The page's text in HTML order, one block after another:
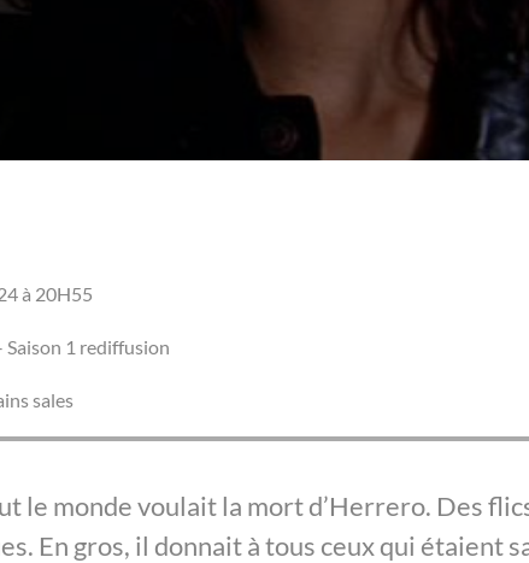
à 20H55
Saison 1 rediffusion
sales
le monde voulait la mort d’Herrero. Des
En gros, il donnait à tous ceux qui étaient